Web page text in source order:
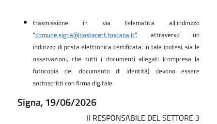
trasmissione in via telematica all’indirizzo
“comune.signa@postacert.toscana.it”, attraverso un
indirizzo di posta elettronica certificata; in tale ipotesi, sia le
osservazioni, che tutti i documenti allegati (compresa la
fotocopia del documento di identità) devono essere
sottoscritti con firmadigitale.
Signa, 19/06/2026
Il RESPONSABILE DEL SETTORE 3